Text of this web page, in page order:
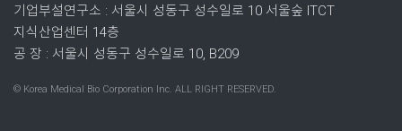
기업부설연구소 : 서울시 성동구 성수일로 10 서울숲 ITCT
지식산업센터 14층
공 장 : 서울시 성동구 성수일로 10, B209
© Korea Medical Bio Corporation Inc. ALL RIGHT RESERVED.